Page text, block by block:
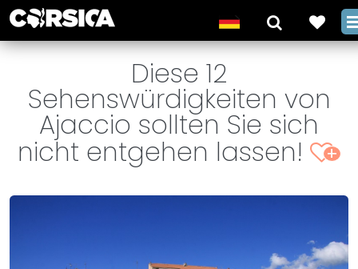
Diese 12
Sehenswürdigkeiten von
Ajaccio sollten Sie sich
nicht entgehen lassen! +